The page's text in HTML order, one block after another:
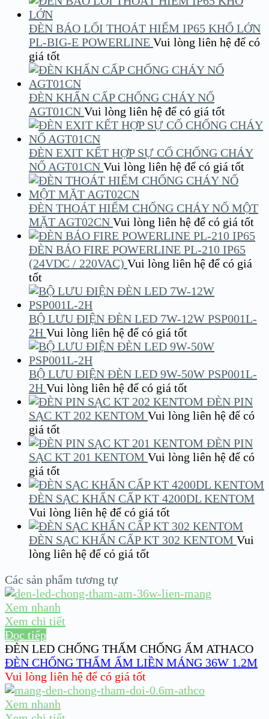
ĐÈN BÁO LỐI THOÁT HIỂM IP65 KHỔ LỚN
PL-BIG-E POWERLINE Vui lòng liên hệ để có
giá tốt
ĐÈN KHẨN CẤP CHỐNG CHÁY NỔ
AGT01CN Vui lòng liên hệ để có giá tốt
ĐÈN EXIT KẾT HỢP SỰ CỐ CHỐNG CHÁY
NỔ AGT01CN Vui lòng liên hệ để có giá tốt
ĐÈN THOÁT HIỂM CHỐNG CHÁY NỔ MỘT
MẶT AGT02CN Vui lòng liên hệ để có giá tốt
ĐÈN BÁO FIRE POWERLINE PL-210 IP65
(24VDC / 220VAC) Vui lòng liên hệ để có giá
tốt
BỘ LƯU ĐIỆN ĐÈN LED 7W-12W PSP001L-
2H Vui lòng liên hệ để có giá tốt
BỘ LƯU ĐIỆN ĐÈN LED 9W-50W PSP001L-
2H Vui lòng liên hệ để có giá tốt
ĐÈN PIN
SẠC KT 202 KENTOM Vui lòng liên hệ để có
giá tốt
ĐÈN PIN
SẠC KT 201 KENTOM Vui lòng liên hệ để có
giá tốt
ĐÈN SẠC KHẨN CẤP KT 4200DL KENTOM
Vui lòng liên hệ để có giá tốt
ĐÈN SẠC KHẨN CẤP KT 302 KENTOM Vui
lòng liên hệ để có giá tốt
Các sản phẩm tương tự
Xem nhanh
Xem chi tiết
Đọc tiếp
ĐÈN LED CHỐNG THẤM CHỐNG ẨM ATHACO
ĐÈN CHỐNG THẤM ẨM LIỀN MÁNG 36W 1.2M
Vui lòng liên hệ để có giá tốt
Xem nhanh